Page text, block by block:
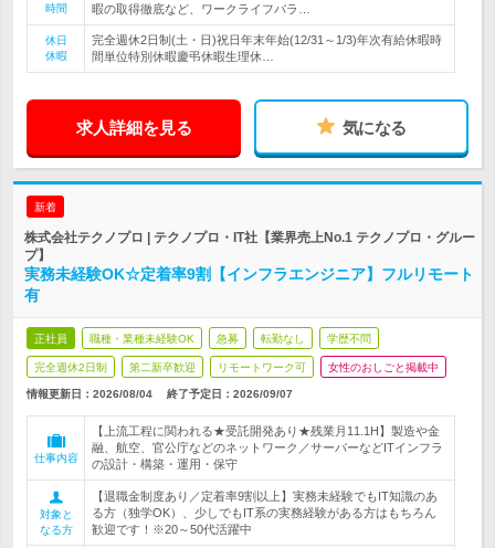
時間
暇の取得徹底など、ワークライフバラ…
休日
休暇
完全週休2日制(土・日)祝日年末年始(12/31～1/3)年次有給休暇時
間単位特別休暇慶弔休暇生理休…
求人詳細を見る 気になる
新着
株式会社テクノプロ | テクノプロ・IT社【業界売上No.1 テクノプロ・グルー
プ】
実務未経験OK☆定着率9割【インフラエンジニア】フルリモート
有
正社員 職種・業種未経験OK 急募 転勤なし 学歴不問
完全週休2日制 第二新卒歓迎 リモートワーク可 女性のおしごと掲載中
情報更新日：2026/08/04 終了予定日： 2026/09/07
仕事内容
【上流工程に関われる★受託開発あり★残業月11.1H】製造や金
融、航空、官公庁などのネットワーク／サーバーなどITインフラ
の設計・構築・運用・保守
対象と
なる方
【退職金制度あり／定着率9割以上】実務未経験でもIT知識のあ
る方（独学OK）、少しでもIT系の実務経験がある方はもちろん
歓迎です！※20～50代活躍中